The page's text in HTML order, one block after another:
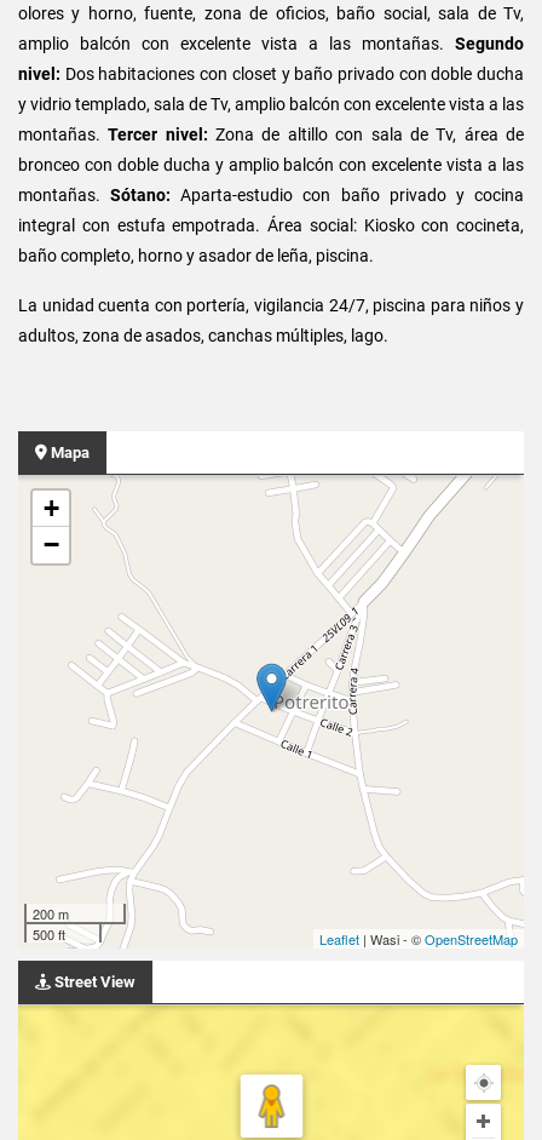
olores y horno, fuente, zona de oficios, baño social, sala de Tv,
amplio balcón con excelente vista a las montañas. Segundo
nivel: Dos habitaciones con closet y baño privado con doble ducha
y vidrio templado, sala de Tv, amplio balcón con excelente vista a las
montañas.Tercer nivel:Zona de altillo con sala de Tv, área de
bronceo con doble ducha y amplio balcón con excelente vista a las
montañas.Sótano: Aparta-estudio con baño privado y cocina
integral con estufa empotrada. Área social: Kiosko con cocineta,
baño completo, horno y asador de leña, piscina.
La unidad cuenta con portería, vigilancia 24/7, piscina para niños y
adultos, zona de asados, canchas múltiples, lago.
Mapa
+
−
200 m
500 ft
Leaflet | Wasi - ©OpenStreetMap
Street View